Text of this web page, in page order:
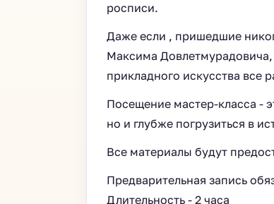
росписи.
Даже если , пришедшие
Максима Довлетмурадовича,
прикладного искусства все
Посещение мастер-класса -
но и глубже погрузиться в
Все материалы будут
Предварительная запись
Длительность - 2 часа